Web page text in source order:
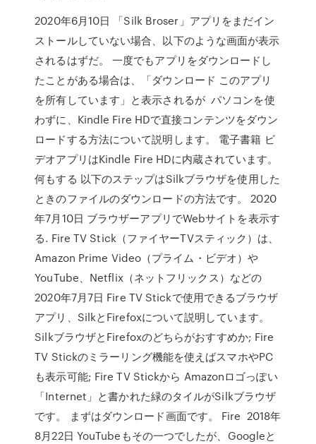
2020年6月10日 「Silk Broser」アプリをまだイン
ストールしていない場合、以下のような画面が表示
されるはずだ。 一度でもアプリをダウンロードし
たことがある場合は、「ダウンロード このアプリ
を所有しています」と表示されるが パソコンを使
わずに、Kindle Fire HDで直接コンテンツをダウン
ロードする方法について説明します。 電子書籍 ビ
デオアプリはKindle Fire HDに内蔵されています。
何もする 以下のステップはSilkブラウザを使用した
ときのファイルのダウンロードの方法です。 2020
年7月10日 ブラウザーアプリでWebサイトを表示す
る. Fire TV Stick（ファイヤーTVスティック）は、
Amazon Prime Video（プライム・ビデオ）や
YouTube、Netflix（ネットフリックス）などの
2020年7月7日 Fire TV Stickで使用できるブラウザ
アプリ、SilkとFirefoxについて説明しています。
SilkブラウザとFirefoxのどちらがおすすめか; Fire
TV Stickのミラーリング機能を使えばスマホやPC
も表示可能; Fire TV Stickから Amazonロゴっぽい
「Internet」と書かれた緑のタイルがSilkブラウザ
です。 まずはダウンロード画面です。 Fire 2018年
8月22日 YouTubeもその一つでしたが、Googleと